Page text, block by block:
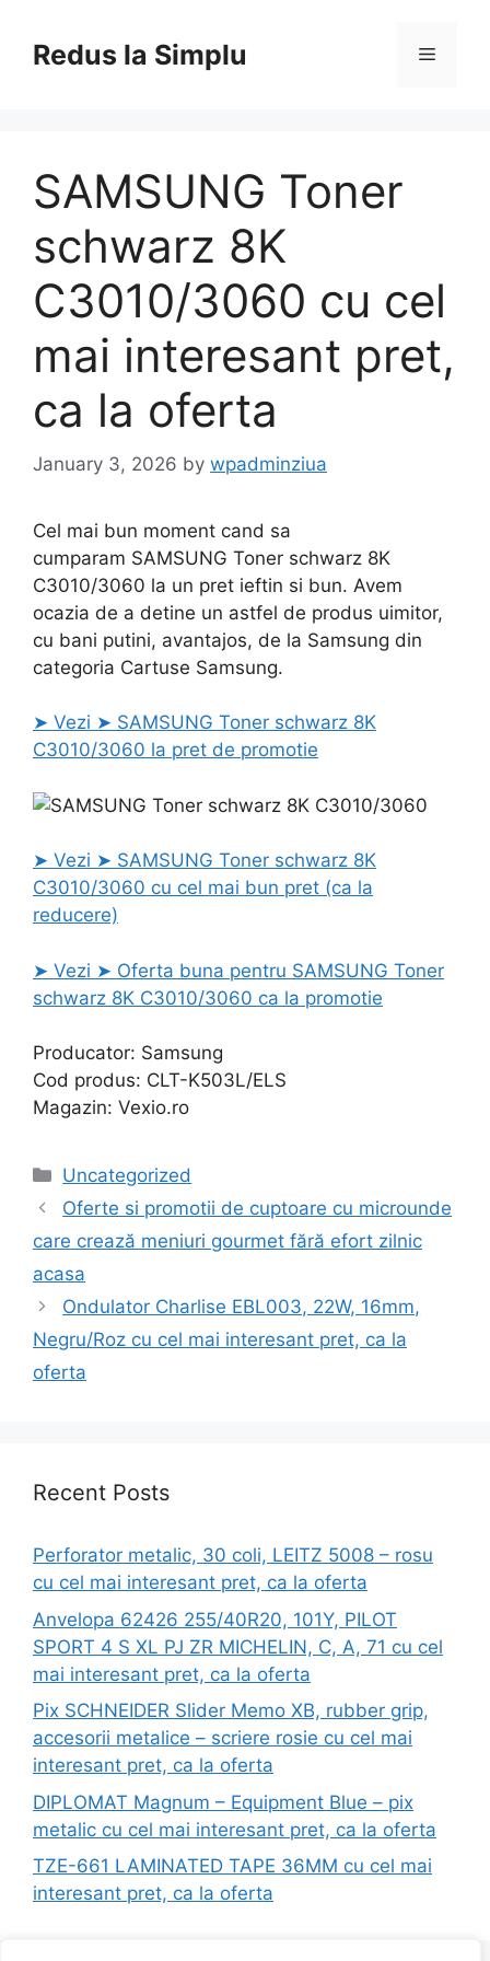
contentRedus la Simplu Menu
SAMSUNG Toner
schwarz 8K
C3010/3060 cu cel
mai interesant pret,
ca la oferta
January 3, 2026 by wpadminziua
Cel mai bun moment cand sa
cumparam SAMSUNG Toner schwarz 8K
C3010/3060 la un pret ieftin si bun. Avem
ocazia de a detine un astfel de produs uimitor,
cu bani putini, avantajos, de la Samsung din
categoria Cartuse Samsung.
➤ Vezi ➤ SAMSUNG Toner schwarz 8K
C3010/3060 la pret de promotie
➤ Vezi ➤ SAMSUNG Toner schwarz 8K
C3010/3060 cu cel mai bun pret (ca la
reducere)
➤ Vezi ➤ Oferta buna pentru SAMSUNG Toner
schwarz 8K C3010/3060 ca la promotie
Producator: Samsung
Cod produs: CLT-K503L/ELS
Magazin: Vexio.ro
Categories
Uncategorized
Oferte si promotii de cuptoare cu microunde
care crează meniuri gourmet fără efort zilnic
acasa
Ondulator Charlise EBL003, 22W, 16mm,
Negru/Roz cu cel mai interesant pret, ca la
oferta
Recent Posts
Perforator metalic, 30 coli, LEITZ 5008 – rosu
cu cel mai interesant pret, ca la oferta
Anvelopa 62426 255/40R20, 101Y, PILOT
SPORT 4 S XL PJ ZR MICHELIN, C, A, 71 cu cel
mai interesant pret, ca la oferta
Pix SCHNEIDER Slider Memo XB, rubber grip,
accesorii metalice – scriere rosie cu cel mai
interesant pret, ca la oferta
DIPLOMAT Magnum – Equipment Blue – pix
metalic cu cel mai interesant pret, ca la oferta
TZE-661 LAMINATED TAPE 36MM cu cel mai
interesant pret, ca la oferta